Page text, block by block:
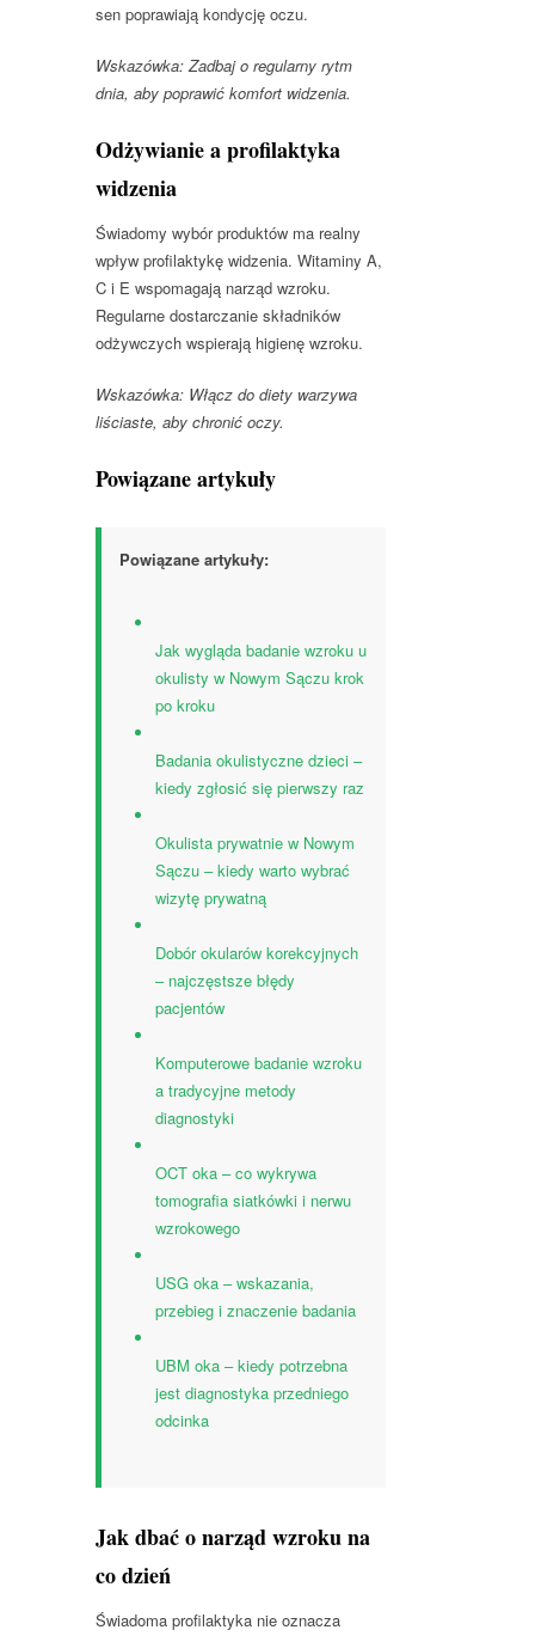
sen poprawiają kondycję oczu.
Wskazówka: Zadbaj o regularny rytm
dnia, aby poprawić komfort widzenia.
Odżywianie a profilaktyka
widzenia
Świadomy wybór produktów ma realny
wpływ profilaktykę widzenia. Witaminy A,
C i E wspomagają narząd wzroku.
Regularne dostarczanie składników
odżywczych wspierają higienę wzroku.
Wskazówka: Włącz do diety warzywa
liściaste, aby chronić oczy.
Powiązane artykuły
Powiązane artykuły:
Jak wygląda badanie wzroku u
okulisty w Nowym Sączu krok
po kroku
Badania okulistyczne dzieci –
kiedy zgłosić się pierwszy raz
Okulista prywatnie w Nowym
Sączu – kiedy warto wybrać
wizytę prywatną
Dobór okularów korekcyjnych
– najczęstsze błędy
pacjentów
Komputerowe badanie wzroku
a tradycyjne metody
diagnostyki
OCT oka – co wykrywa
tomografia siatkówki i nerwu
wzrokowego
USG oka – wskazania,
przebieg i znaczenie badania
UBM oka – kiedy potrzebna
jest diagnostyka przedniego
odcinka
Jak dbać o narząd wzroku na
co dzień
Świadoma profilaktyka nie oznacza